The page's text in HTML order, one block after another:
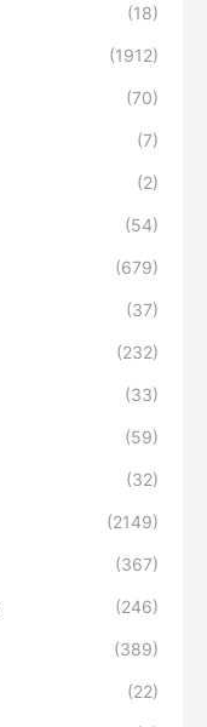
(18)
(1912)
(70)
(7)
(2)
(54)
(679)
(37)
(232)
(33)
(59)
(32)
(2149)
(367)
(246)
(389)
(22)